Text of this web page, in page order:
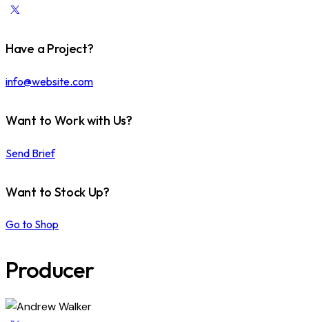
Have a Project?
info@website.com
Want to Work with Us?
Send Brief
Want to Stock Up?
Go to Shop
Producer